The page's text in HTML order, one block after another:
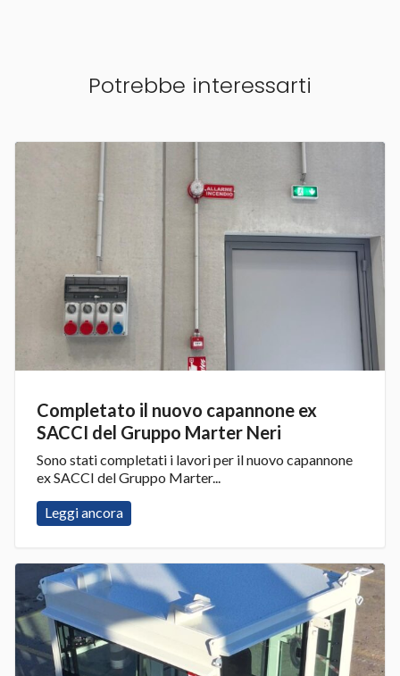
Potrebbe interessarti
Completato il nuovo capannone ex
SACCI del Gruppo Marter Neri
Sono stati completati i lavori per il nuovo capannone
ex SACCI del Gruppo Marter...
Leggi ancora